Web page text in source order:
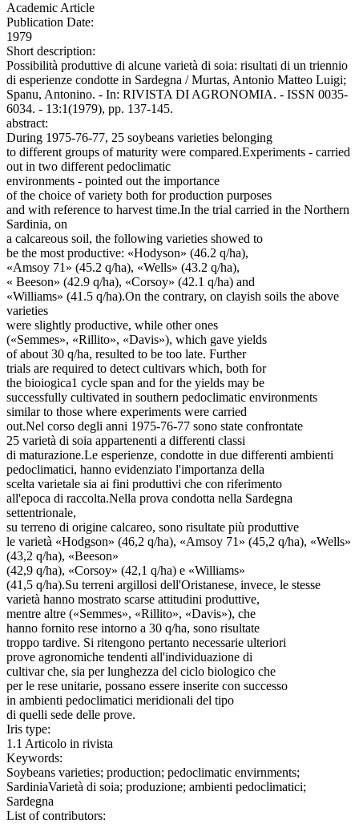
Academic Article
Publication Date:
1979
Short description:
Possibilità produttive di alcune varietà di soia: risultati di un triennio
di esperienze condotte in Sardegna / Murtas, Antonio Matteo Luigi;
Spanu, Antonino. - In: RIVISTA DI AGRONOMIA. - ISSN 0035-
6034. - 13:1(1979), pp. 137-145.
abstract:
During 1975-76-77, 25 soybeans varieties belonging
to different groups of maturity were compared.Experiments - carried
out in two different pedoclimatic
environments - pointed out the importance
of the choice of variety both for production purposes
and with reference to harvest time.In the trial carried in the Northern
Sardinia, on
a calcareous soil, the following varieties showed to
be the most productive: «Hodyson» (46.2 q/ha),
«Amsoy 71» (45.2 q/ha), «Wells» (43.2 q/ha),
« Beeson» (42.9 q/ha), «Corsoy» (42.1 q/ha) and
«Williams» (41.5 q/ha).On the contrary, on clayish soils the above
varieties
were slightly productive, while other ones
(«Semmes», «Rillito», «Davis»), which gave yields
of about 30 q/ha, resulted to be too late. Further
trials are required to detect cultivars which, both for
the bioiogica1 cycle span and for the yields may be
successfully cultivated in southern pedoclimatic environments
similar to those where experiments were carried
out.Nel corso degli anni 1975-76-77 sono state confrontate
25 varietà di soia appartenenti a differenti classi
di maturazione.Le esperienze, condotte in due differenti ambienti
pedoclimatici, hanno evidenziato l'importanza della
scelta varietale sia ai fini produttivi che con riferimento
all'epoca di raccolta.Nella prova condotta nella Sardegna
settentrionale,
su terreno di origine calcareo, sono risultate più produttive
le varietà «Hodgson» (46,2 q/ha), «Amsoy 71» (45,2 q/ha), «Wells»
(43,2 q/ha), «Beeson»
(42,9 q/ha), «Corsoy» (42,1 q/ha) e «Williams»
(41,5 q/ha).Su terreni argillosi dell'Oristanese, invece, le stesse
varietà hanno mostrato scarse attitudini produttive,
mentre altre («Semmes», «Rillito», «Davis»), che
hanno fornito rese intorno a 30 q/ha, sono risultate
troppo tardive. Si ritengono pertanto necessarie ulteriori
prove agronomiche tendenti all'individuazione di
cultivar che, sia per lunghezza del ciclo biologico che
per le rese unitarie, possano essere inserite con successo
in ambienti pedoclimatici meridionali del tipo
di quelli sede delle prove.
Iris type:
1.1 Articolo in rivista
Keywords:
Soybeans varieties; production; pedoclimatic envirnments;
SardiniaVarietà di soia; produzione; ambienti pedoclimatici;
Sardegna
List of contributors: